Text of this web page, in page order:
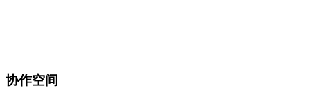
协作空间